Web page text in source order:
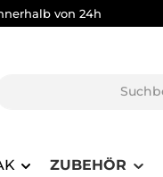
von 24h
ZUBEHÖR